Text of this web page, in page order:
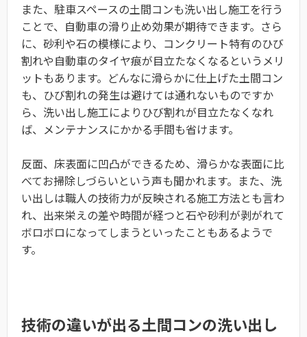
また、駐車スペースの土間コンも洗い出し施工を行う
ことで、自動車の滑り止め効果が期待できます。さら
に、砂利や石の模様により、コンクリート特有のひび
割れや自動車のタイヤ痕が目立たなくなるというメリ
ットもあります。どんなに滑らかに仕上げた土間コン
も、ひび割れの発生は避けては通れないものですか
ら、洗い出し施工によりひび割れが目立たなくなれ
ば、メンテナンスにかかる手間も省けます。
反面、床表面に凹凸ができるため、滑らかな表面に比
べてお掃除しづらいという声も聞かれます。また、洗
い出しは職人の技術力が反映される施工方法とも言わ
れ、出来栄えの差や時間が経つと石や砂利が剥がれて
ボロボロになってしまうといったこともあるようで
す。
技術の違いが出る土間コンの洗い出し